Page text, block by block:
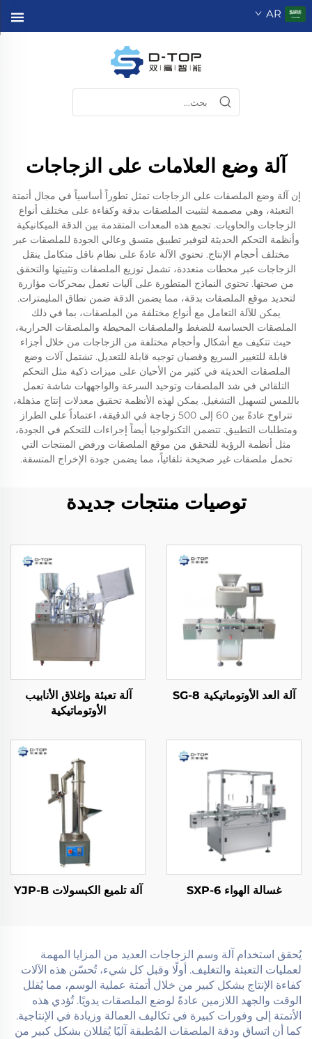
AR
آلة وضع العلامات على الزجاجات
إن آلة وضع الملصقات على الزجاجات تمثل تطوراً أساسياً في مجال أتمتة
التعبئة، وهي مصممة لتثبيت الملصقات بدقة وكفاءة على مختلف أنواع
الزجاجات والحاويات. تجمع هذه المعدات المتقدمة بين الدقة الميكانيكية
وأنظمة التحكم الحديثة لتوفير تطبيق متسق وعالي الجودة للملصقات عبر
مختلف أحجام الإنتاج. تحتوي الآلة عادةً على نظام ناقل متكامل ينقل
الزجاجات عبر محطات متعددة، تشمل توزيع الملصقات وتثبيتها والتحقق
من صحتها. تحتوي النماذج المتطورة على آليات تعمل بمحركات مؤازرة
لتحديد موقع الملصقات بدقة، مما يضمن الدقة ضمن نطاق المليمترات.
يمكن للآلة التعامل مع أنواع مختلفة من الملصقات، بما في ذلك
الملصقات الحساسة للضغط والملصقات المحيطة والملصقات الحرارية،
حيث تتكيف مع أشكال وأحجام مختلفة من الزجاجات من خلال أجزاء
قابلة للتغيير السريع وقضبان توجيه قابلة للتعديل. تشتمل آلات وضع
الملصقات الحديثة في كثير من الأحيان على ميزات ذكية مثل التحكم
التلقائي في شد الملصقات وتوحيد السرعة والواجههات شاشة تعمل
باللمس لتسهيل التشغيل. يمكن لهذه الأنظمة تحقيق معدلات إنتاج مذهلة،
تتراوح عادةً بين 60 إلى 500 زجاجة في الدقيقة، اعتماداً على الطراز
ومتطلبات التطبيق. تتضمن التكنولوجيا أيضاً إجراءات للتحكم في الجودة،
مثل أنظمة الرؤية للتحقق من موقع الملصقات ورفض المنتجات التي
تحمل ملصقات غير صحيحة تلقائياً، مما يضمن جودة الإخراج المتسقة.
توصيات منتجات جديدة
آلة العد الأوتوماتيكية SG-8
آلة تعبئة وإغلاق الأنابيب
الأوتوماتيكية
غسالة الهواء SXP-6 آلة تلميع الكبسولات YJP-B
يُحقق استخدام آلة وسم الزجاجات العديد من المزايا المهمة
لعمليات التعبئة والتغليف. أولًا وقبل كل شيء، تُحسّن هذه الآلات
كفاءة الإنتاج بشكل كبير من خلال أتمتة عملية الوسم، مما يُقلل
الوقت والجهد اللازمين عادةً لوضع الملصقات يدويًا. تُؤدي هذه
الأتمتة إلى وفورات كبيرة في تكاليف العمالة وزيادة في الإنتاجية.
كما أن اتساق ودقة الملصقات المُطبقة آليًا يُقللان بشكل كبير من